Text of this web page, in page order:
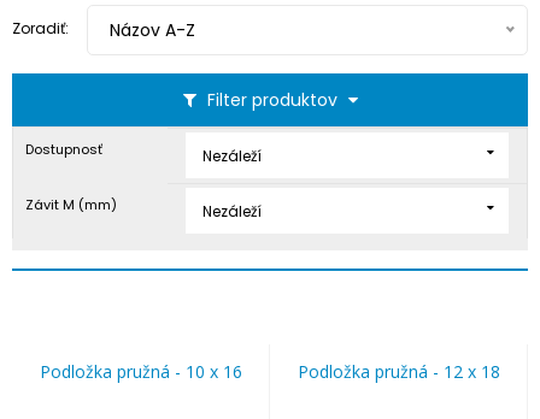
Filter produktov
Zoradiť: Názov A-Z
Dostupnosť Nezáleží
Závit M (mm) Nezáleží
Podložka pružná - 10 x 16 Podložka pružná - 12 x 18